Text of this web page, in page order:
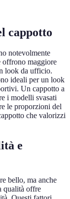
cappotto
notevolmente
offrono maggiore
look da ufficio.
ideali per un look
Un cappotto a
i modelli svasati
le proporzioni del
che valorizzi
e
bello, ma anche
qualità offre